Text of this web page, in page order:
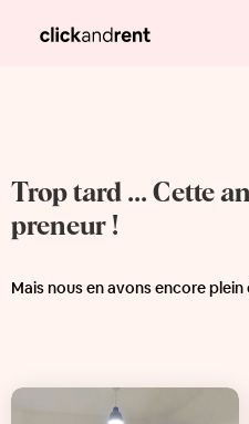
Trop tard ... Cette
preneur !
Mais nous en avons encore